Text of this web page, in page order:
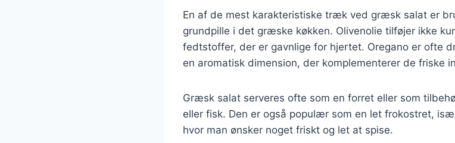
En af de mest karakteristiske træk ved græsk salat er
grundpille i det græske køkken. Olivenolie tilføjer ikke
fedtstoffer, der er gavnlige for hjertet. Oregano er ofte
en aromatisk dimension, der komplementerer de friske
Græsk salat serveres ofte som en forret eller som
eller fisk. Den er også populær som en let frokostret,
hvor man ønsker noget friskt og let at spise.